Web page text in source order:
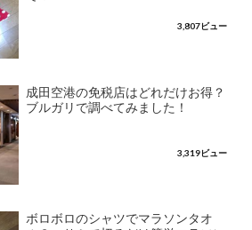
3,807ビュー
成田空港の免税店はどれだけお得？
ブルガリで調べてみました！
3,319ビュー
ボロボロのシャツでマラソンタオ